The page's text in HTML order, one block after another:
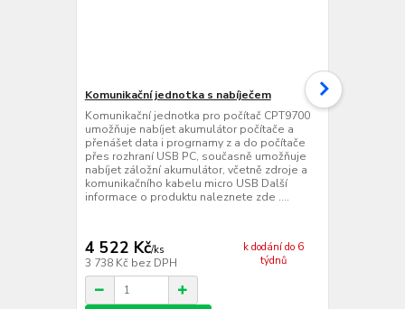
Komunikační jednotka s nabíječem
Komunikační jednotka pro počítač CPT9700
umožňuje nabíjet akumulátor počítače a
přenášet data i progrnamy z a do počítače
přes rozhraní USB PC, současně umožňuje
nabíjet záložní akumulátor, včetně zdroje a
komunikačního kabelu micro USB Další
informace o produktu naleznete zde ....
4 522 Kč/ks
3 738 Kč bez DPH
k dodání do 6
týdnů